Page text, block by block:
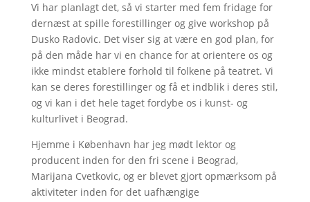
Vi har planlagt det, så vi starter med fem fridage for
dernæst at spille forestillinger og give workshop på
Dusko Radovic. Det viser sig at være en god plan, for
på den måde har vi en chance for at orientere os og
ikke mindst etablere forhold til folkene på teatret. Vi
kan se deres forestillinger og få et indblik i deres stil,
og vi kan i det hele taget fordybe os i kunst- og
kulturlivet i Beograd.
Hjemme i København har jeg mødt lektor og
producent inden for den fri scene i Beograd,
Marijana Cvetkovic, og er blevet gjort opmærksom på
aktiviteter inden for det uafhængige